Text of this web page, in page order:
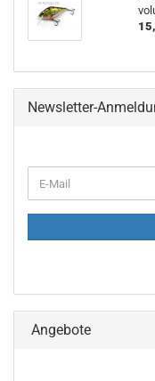
Newsletter-
ZUR
E-
Mail
Angebote